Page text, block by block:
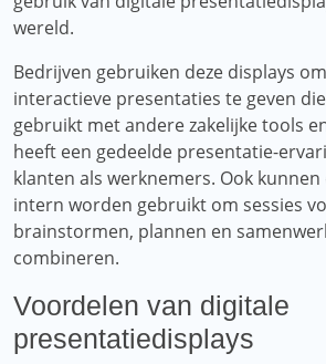
wereld.
Bedrijven gebruiken deze displays
interactieve presentaties te geven
gebruikt met andere zakelijke tools
heeft een gedeelde presentatie-
klanten als werknemers. Ook kunnen
intern worden gebruikt om sessies
brainstormen, plannen en
combineren.
Voordelen van digitale
presentatiedisplays